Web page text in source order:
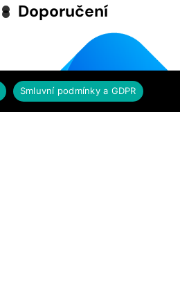
Doporučení
Smluvní podmínky a GDPR